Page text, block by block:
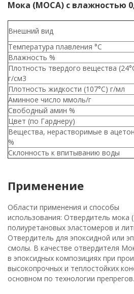
Мока (MOCA) с влажностью
Внешний вид
Температура плавления °C
Влажность %
Плотность твердого вещества
г/см3
Плотность жидкости (107°C) г/мл
Аминное число ммоль/г
Свободный амин %
Цвет (по Гарднеру)
Вещества, нерастворимые в
%
Склонность к впитыванию воды
Применение
Области применения и способы
использования: Отвердитель мока
полиуретановых эластомеров и
Отвердитель для эпоксидной или
смолы. В качестве отвердителя
в эпоксидных композициях при
высокопрочных и теплостойких
основном по технологии препрегов.